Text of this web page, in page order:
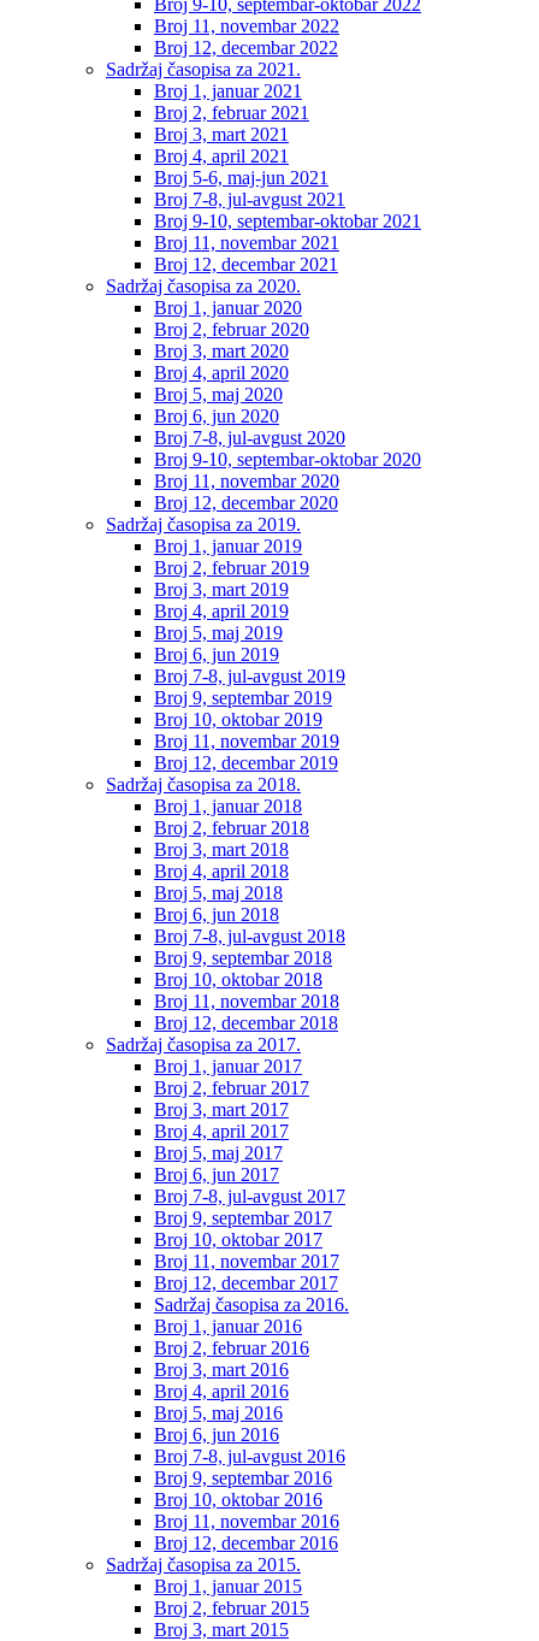
Broj 11, novembar 2022
Broj 12, decembar 2022
Sadržaj časopisa za 2021.
Broj 1, januar 2021
Broj 2, februar 2021
Broj 3, mart 2021
Broj 4, april 2021
Broj 5-6, maj-jun 2021
Broj 7-8, jul-avgust 2021
Broj 9-10, septembar-oktobar 2021
Broj 11, novembar 2021
Broj 12, decembar 2021
Sadržaj časopisa za 2020.
Broj 1, januar 2020
Broj 2, februar 2020
Broj 3, mart 2020
Broj 4, april 2020
Broj 5, maj 2020
Broj 6, jun 2020
Broj 7-8, jul-avgust 2020
Broj 9-10, septembar-oktobar 2020
Broj 11, novembar 2020
Broj 12, decembar 2020
Sadržaj časopisa za 2019.
Broj 1, januar 2019
Broj 2, februar 2019
Broj 3, mart 2019
Broj 4, april 2019
Broj 5, maj 2019
Broj 6, jun 2019
Broj 7-8, jul-avgust 2019
Broj 9, septembar 2019
Broj 10, oktobar 2019
Broj 11, novembar 2019
Broj 12, decembar 2019
Sadržaj časopisa za 2018.
Broj 1, januar 2018
Broj 2, februar 2018
Broj 3, mart 2018
Broj 4, april 2018
Broj 5, maj 2018
Broj 6, jun 2018
Broj 7-8, jul-avgust 2018
Broj 9, septembar 2018
Broj 10, oktobar 2018
Broj 11, novembar 2018
Broj 12, decembar 2018
Sadržaj časopisa za 2017.
Broj 1, januar 2017
Broj 2, februar 2017
Broj 3, mart 2017
Broj 4, april 2017
Broj 5, maj 2017
Broj 6, jun 2017
Broj 7-8, jul-avgust 2017
Broj 9, septembar 2017
Broj 10, oktobar 2017
Broj 11, novembar 2017
Broj 12, decembar 2017
Sadržaj časopisa za 2016.
Broj 1, januar 2016
Broj 2, februar 2016
Broj 3, mart 2016
Broj 4, april 2016
Broj 5, maj 2016
Broj 6, jun 2016
Broj 7-8, jul-avgust 2016
Broj 9, septembar 2016
Broj 10, oktobar 2016
Broj 11, novembar 2016
Broj 12, decembar 2016
Sadržaj časopisa za 2015.
Broj 1, januar 2015
Broj 2, februar 2015
Broj 3, mart 2015